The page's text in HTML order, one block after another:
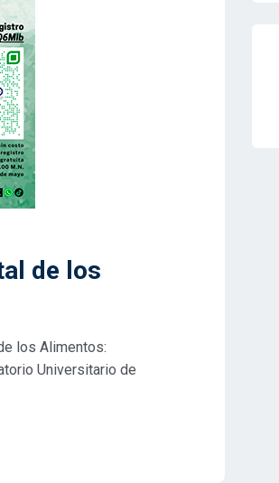
de los
los Alimentos:
Universitario de